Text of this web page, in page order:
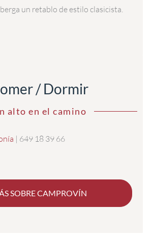
un retablo de estilo clasicista.
/ Dormir
alto en el camino
| 649 18 39 66
SOBRE CAMPROVÍN